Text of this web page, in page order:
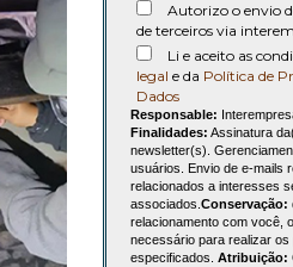
Autorizo o envio
de terceiros via
Li e aceito as
legal e da Política de
Dados
Responsable:
Finalidades: Assinatura
newsletter(s).
usuários. Envio de e-mails
relacionados a interesses
associados. Conservação:
relacionamento com você,
necessário para realizar os
especificados. Atribuição: